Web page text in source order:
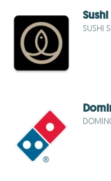
SUSHI